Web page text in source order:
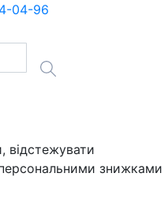
04-96
відстежувати
знижками